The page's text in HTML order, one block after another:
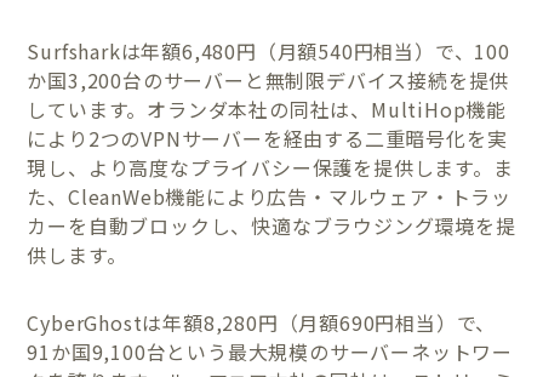
Surfsharkは年額6,480円（月額540円相当）で、100
か国3,200台のサーバーと無制限デバイス接続を提供
しています。オランダ本社の同社は、MultiHop機能
により2つのVPNサーバーを経由する二重暗号化を実
現し、より高度なプライバシー保護を提供します。ま
た、CleanWeb機能により広告・マルウェア・トラッ
カーを自動ブロックし、快適なブラウジング環境を提
供します。
CyberGhostは年額8,280円（月額690円相当）で、
91か国9,100台という最大規模のサーバーネットワー